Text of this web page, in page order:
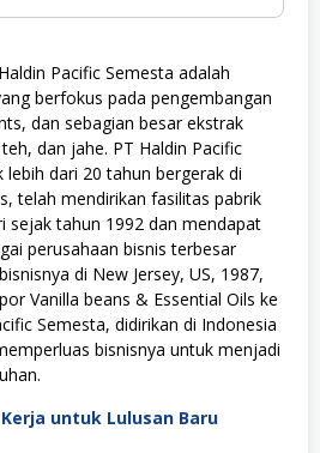
Pacific Semesta adalah
berfokus pada pengembangan
dan sebagian besar ekstrak
dan jahe. PT Haldin Pacific
dari 20 tahun bergerak di
telah mendirikan fasilitas pabrik
sejak tahun 1992 dan mendapat
perusahaan bisnis terbesar
di New Jersey, US, 1987,
Vanilla beans & Essential Oils ke
Semesta, didirikan di Indonesia
bisnisnya untuk menjadi
untuk Lulusan Baru